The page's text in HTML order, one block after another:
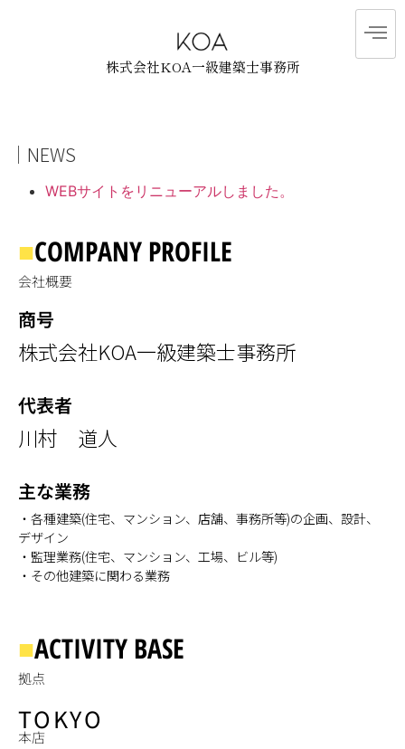
株式会社KOA一級建築士事務所
｜NEWS
WEBサイトをリニューアルしました。
■COMPANY PROFILE
会社概要
商号
株式会社KOA一級建築士事務所
代表者
川村 道人
主な業務
・各種建築(住宅、マンション、店舗、事務所等)の企画、設計、
デザイン
・監理業務(住宅、マンション、工場、ビル等)
・その他建築に関わる業務
■ACTIVITY BASE
拠点
TOKYO
本店